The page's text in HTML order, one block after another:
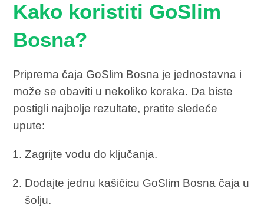
Kako koristiti GoSlim
Bosna?
Priprema čaja GoSlim Bosna je jednostavna i
može se obaviti u nekoliko koraka. Da biste
postigli najbolje rezultate, pratite sledeće
upute:
Zagrijte vodu do ključanja.
Dodajte jednu kašičicu GoSlim Bosna čaja u
šolju.